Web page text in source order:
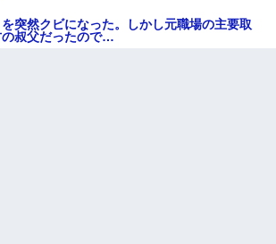
突然クビになった。しかし元職場の主要取
叔父だったので…